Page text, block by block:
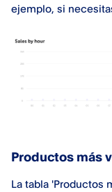
ejemplo, si
Productos más
La tabla 'Productos